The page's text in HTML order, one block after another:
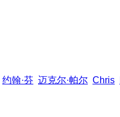
约翰·芬 迈克尔·帕尔 Chris